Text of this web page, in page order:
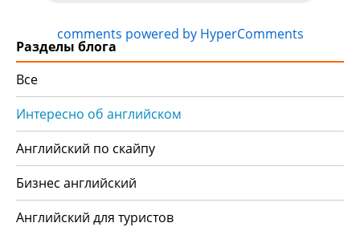
comments powered by HyperComments
Разделы блога
Все
Интересно об английском
Английский по скайпу
Бизнес английский
Английский для туристов